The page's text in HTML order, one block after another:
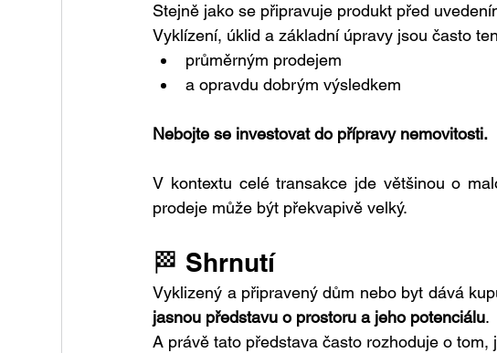
Stejně jako se připravuje produkt před
Vyklízení, úklid a základní úpravy jsou často
průměrným prodejem
a opravdu dobrým výsledkem
Nebojte se investovat do přípravy nemovitosti.
V kontextu celé transakce jde většinou o
prodeje může být překvapivě velký.
🏁 Shrnutí
jasnou představu o prostoru a jeho potenciálu.
A právě tato představa často rozhoduje o